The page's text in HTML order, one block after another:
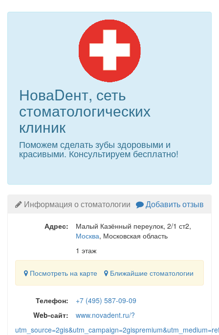
НоваDент, сеть
стоматологических
клиник
Поможем сделать зубы здоровыми и
красивыми. Консультируем бесплатно!
Информация о стоматологии Добавить отзыв
Адрес: Малый Казённый переулок, 2/1 ст2,
Москва, Московская область
1 этаж
Посмотреть на карте Ближайшие стоматологии
Телефон:
+7 (495) 587-09-09
Web-сайт:
www.novadent.ru/?